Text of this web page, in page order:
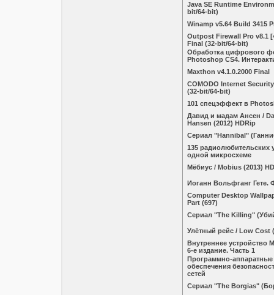
Java SE Runtime
bit/64-bit)
Winamp v5.64 Build 3415
Outpost Firewall Pro v8.1
Final (32-bit/64-bit)
Обработка цифрового
Photoshop CS4.
Maxthon v4.1.0.2000 Final
COMODO Internet Security
(32-bit/64-bit)
101 спецэффект в
Давид и мадам Ансен /
Hansen (2012) HDRip
Сериал "Hannibal"
135 радиолюбительских
одной микросхеме
Мёбиус / Mobius (2013)
Иоганн Вольфганг Гете.
Computer Desktop
Part (697)
Сериал "The Killing"
Улётный рейс / Low Cost
Внутреннее устройство
6-е издание. Часть 1
Программно-аппаратные
обеспечения
сетей
Сериал "The Borgias"